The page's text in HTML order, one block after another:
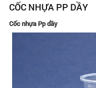
CỐC NHỰA PP DẦY
Cốc nhựa Pp dầy